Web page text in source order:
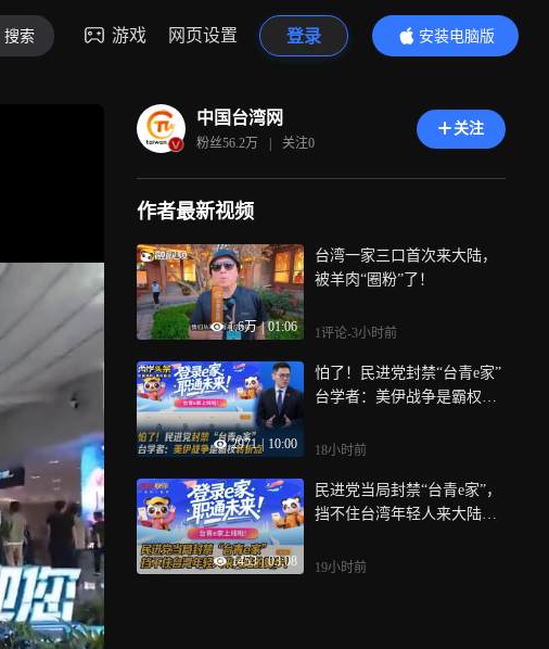
搜索 游戏 网页设置 登录
安装电脑版
内容更精彩
中国台湾网
粉丝56.2万 | 关注0
关注
作者最新视频
1.6万 | 01:06
台湾一家三口首次来大陆，
被羊肉“圈粉”了！
1评论-3小时前
2971 | 10:00
怕了！民进党封禁“台青e家”
台学者：美伊战争是霸权转
18小时前
1453 | 03:08
民进党当局封禁“台青e家”，
挡不住台湾年轻人来大陆的
19小时前